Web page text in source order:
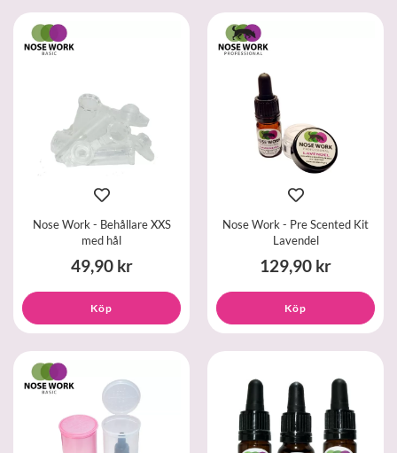
Nose Work - Behållare XXS
med hål
49,90 kr
Köp
Nose Work - Pre Scented Kit
Lavendel
129,90 kr
Köp